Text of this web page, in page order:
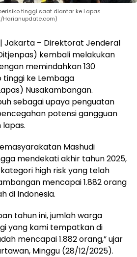
tinggi saat diantar ke Lapas
Harianupdate.com)
Jakarta – Direktorat Jenderal
kembali melakukan
memindahkan 130
ke Lembaga
Nusakambangan.
sebagai upaya penguatan
potensi gangguan
Mashudi
mendekati akhir tahun 2025,
high risk yang telah
mencapai 1.882 orang
di Indonesia.
tahun ini, jumlah warga
yang kami tempatkan di
mencapai 1.882 orang,” ujar
Minggu (28/12/2025).